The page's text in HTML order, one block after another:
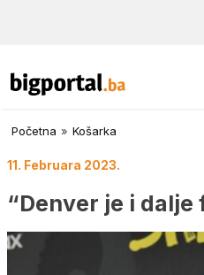
Početna » Košarka
11. Februara 2023.
“Denver je i dalje